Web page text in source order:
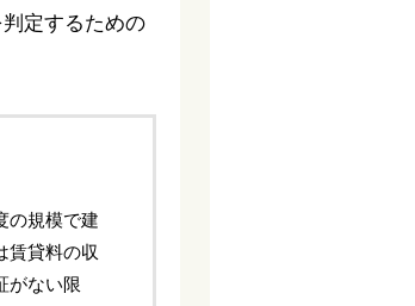
定するための
の規模で建
賃貸料の収
がない限